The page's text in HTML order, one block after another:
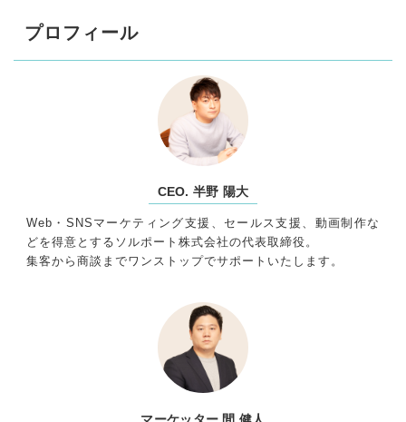
プロフィール
CEO. 半野 陽大
Web・SNSマーケティング支援、セールス支援、動画制作な
どを得意とするソルポート株式会社の代表取締役。
集客から商談までワンストップでサポートいたします。
マーケッター 間 健人